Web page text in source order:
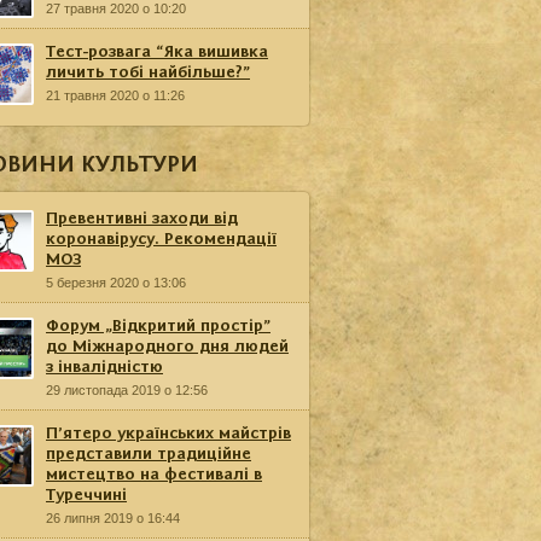
27 травня 2020 о 10:20
Тест-розвага “Яка вишивка
личить тобі найбільше?”
21 травня 2020 о 11:26
КУЛЬТУРИ
Превентивні заходи від
коронавірусу. Рекомендації
МОЗ
5 березня 2020 о 13:06
Форум „Відкритий простір”
до Міжнародного дня людей
з інвалідністю
29 листопада 2019 о 12:56
П’ятеро українських майстрів
представили традиційне
мистецтво на фестивалі в
Туреччині
26 липня 2019 о 16:44